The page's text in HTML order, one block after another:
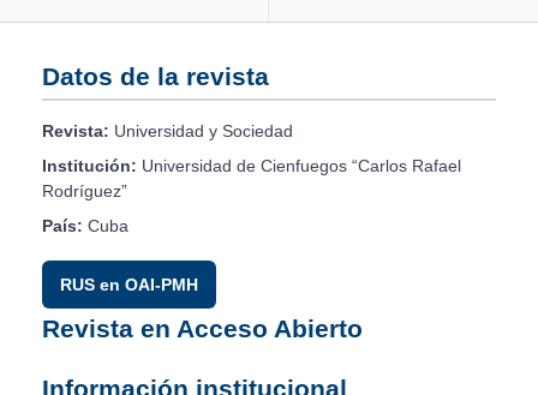
Datos de la revista
Revista: Universidad y Sociedad
Institución: Universidad de Cienfuegos “Carlos Rafael
Rodríguez”
País: Cuba
RUS en OAI-PMH
Revista en Acceso Abierto
Información institucional